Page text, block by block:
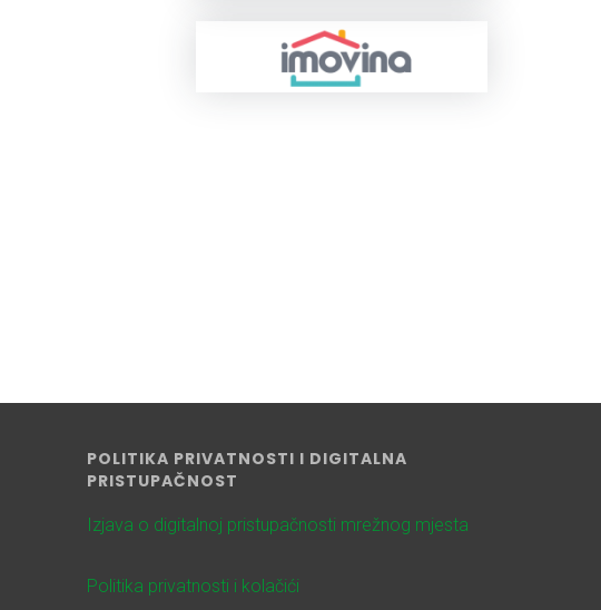
POLITIKA PRIVATNOSTI I DIGITALNA
PRISTUPAČNOST
Izjava o digitalnoj pristupačnosti mrežnog mjesta
Politika privatnosti i kolačići